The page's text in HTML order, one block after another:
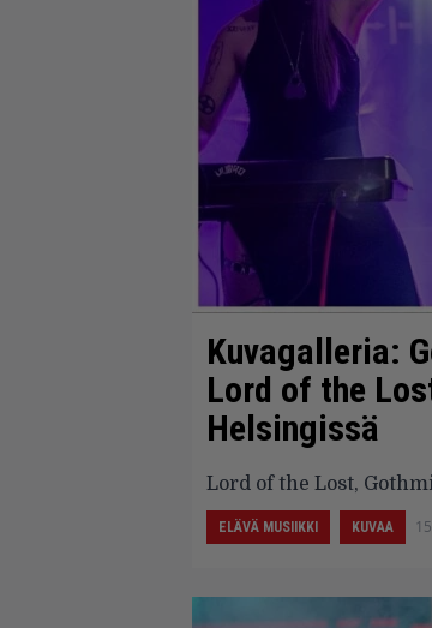
Kuvagalleria:
Lord of the
Helsingissä
Lord of the Lost,
ELÄVÄ MUSIIKKI KUVAA